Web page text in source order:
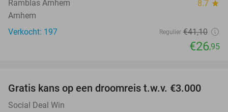
Ramblas Arnhem 8.7 star
Arnhem
Verkocht: 197
Regulier €41,10
€26,95
Gratis kans op een droomreis t.w.v. €3.000
Social Deal Win